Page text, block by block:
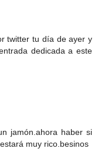
twitter tu día de ayer y
dedicada a este
jamón.ahora haber si
muy rico.besinos